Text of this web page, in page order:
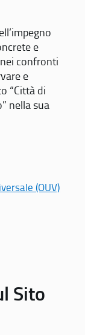
e
confronti
e
“Città di
nella sua
(OUV)
Sito